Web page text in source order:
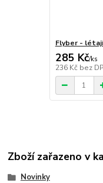
Flyber -
285 Kč/ks
236 Kč bez
Zboží zařazeno v
Novinky